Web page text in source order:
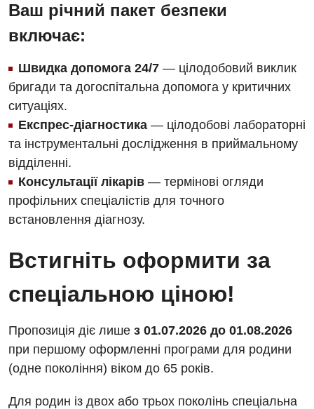
Відгуки
Інструментальна діагностика
Магнітно-резонансна томографія
Мамографія
Нейросонографія
Рентгенографія
Для дорослих
Акушерство і гінекологія
Алергологія, імунологія
Безоплатні послуги
Вакцинація
Відділення інтенсивної терапії
Відділення невідкладних станів
Відділення інтенсивної терапії
Гінекологічне відділення
Денний стаціонар
Діагностичне відділення
Ендоскопічне відділення
Онкологічне відділлення
Офтальмологічне відділення
Терапевтичне відділення
Травматологічне відділення
Хірургічне відділення
Швидка медична допомога
Декларування
Лікування гострого інфаркту
Українська
Російська
Ваш річний пакет безпеки
включає:
Швидка допомога 24/7 — цілодобовий виклик
бригади та догоспітальна допомога у критичних
ситуаціях.
Експрес-діагностика — цілодобові лабораторні
та інструментальні дослідження в приймальному
відділенні.
Консультації лікарів — термінові огляди
профільних спеціалістів для точного
встановлення діагнозу.
Встигніть оформити за
спеціальною ціною!
Пропозиція діє лише з 01.07.2026 до 01.08.2026
при першому оформленні програми для родини
(одне покоління) віком до 65 років.
Для родин із двох або трьох поколінь спеціальна